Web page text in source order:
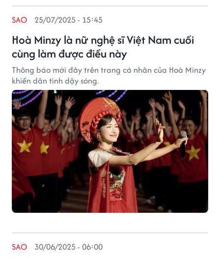
Hoà Minzy là nữ nghệ sĩ Việt Nam cuối
cùng làm được điều này
SAO 25/07/2025 - 15:45
Thông báo mới đây trên trang cá nhân của Hoà Minzy
khiến dân tình dậy sóng.
SAO 30/06/2025 - 06:00